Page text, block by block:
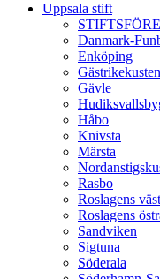
Uppsala stift
Danmark-
Enköping
Gästrikekusten
Gävle
Håbo
Knivsta
Märsta
Rasbo
Roslagens
Roslagens
Sandviken
Sigtuna
Söderala